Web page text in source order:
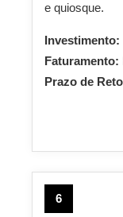
e quiosque.
Investimento:
Faturamento:
Prazo de
6